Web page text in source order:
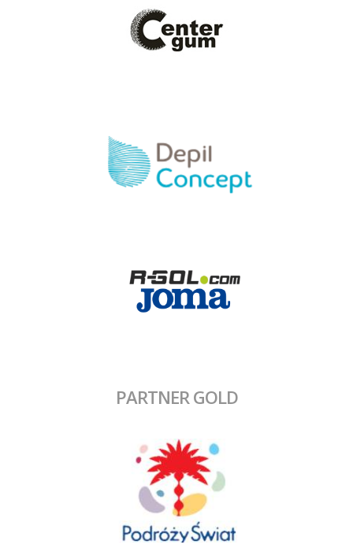
PARTNER GOLD